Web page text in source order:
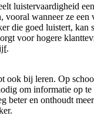
luistervaardigheid
vooral wanneer ze een
die goed luistert, kan
voor hogere
.
ook bij leren. Op
om informatie op te
beter en onthoudt